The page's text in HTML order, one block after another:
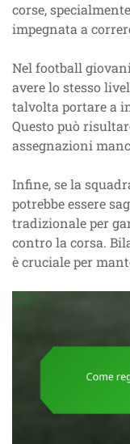
corse,
impegnata a
Nel football
avere lo stesso
talvolta portare a
Questo può
assegnazioni
Infine, se la
potrebbe essere
tradizionale per
contro la corsa.
è cruciale per